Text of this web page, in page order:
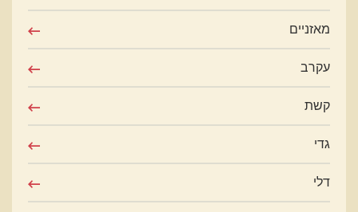
מאזניים
עקרב
קשת
גדי
דלי